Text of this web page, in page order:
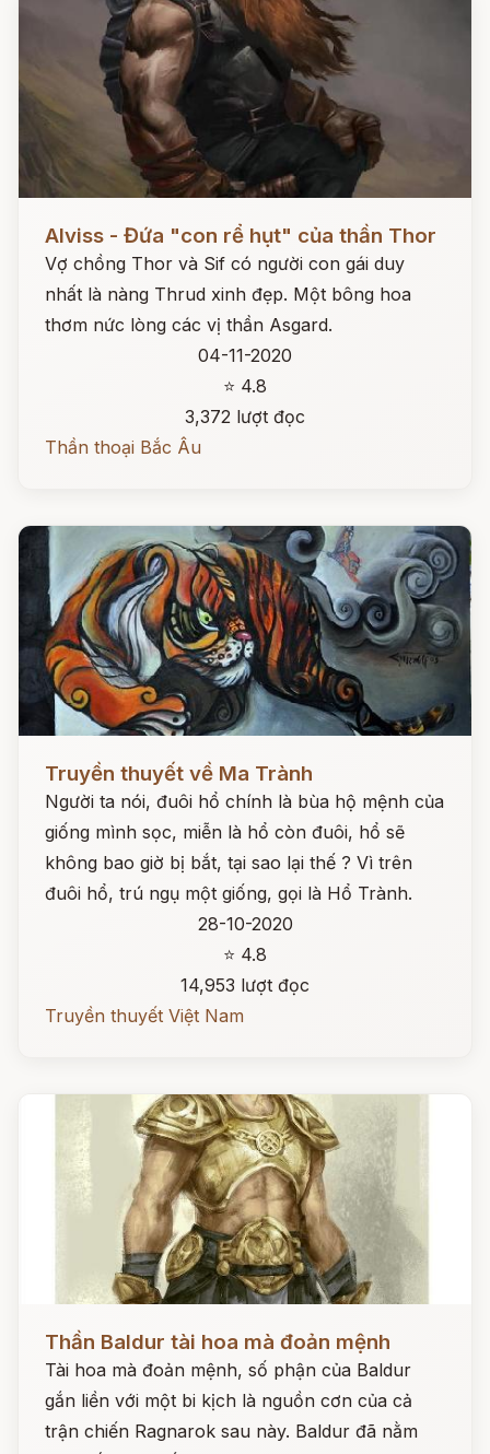
Alviss - Đứa "con rể hụt" của thần Thor
Vợ chồng Thor và Sif có người con gái duy
nhất là nàng Thrud xinh đẹp. Một bông hoa
thơm nức lòng các vị thần Asgard.
04-11-2020
⭐ 4.8
3,372 lượt đọc
Thần thoại Bắc Âu
Đọc ngay
Truyền thuyết về Ma Trành
Người ta nói, đuôi hổ chính là bùa hộ mệnh của
giống mình sọc, miễn là hổ còn đuôi, hổ sẽ
không bao giờ bị bắt, tại sao lại thế ? Vì trên
đuôi hổ, trú ngụ một giống, gọi là Hổ Trành.
28-10-2020
⭐ 4.8
14,953 lượt đọc
Truyền thuyết Việt Nam
Đọc ngay
Thần Baldur tài hoa mà đoản mệnh
Tài hoa mà đoản mệnh, số phận của Baldur
gắn liền với một bi kịch là nguồn cơn của cả
trận chiến Ragnarok sau này. Baldur đã nằm